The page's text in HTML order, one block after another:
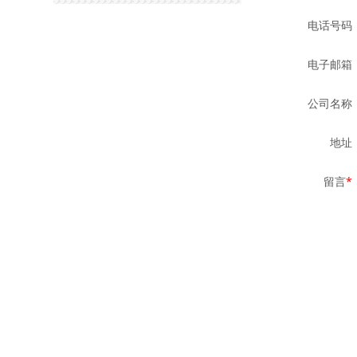
电话号码
电子邮箱
公司名称
地址
留言*